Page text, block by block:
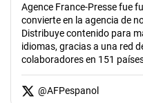
Agence France-Presse fue
convierte en la agencia de
Distribuye contenido para
idiomas, gracias a una red
colaboradores en 151
@AFPespanol